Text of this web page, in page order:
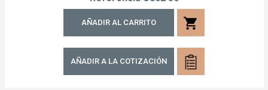
AÑADIR AL CARRITO shopping_cart
AÑADIR A LA COTIZACIÓN